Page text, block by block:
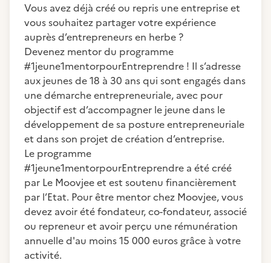
Vous avez déjà créé ou repris une entreprise et
vous souhaitez partager votre expérience
auprès d’entrepreneurs en herbe ?
Devenez mentor du programme
#1jeune1mentorpourEntreprendre ! Il s’adresse
aux jeunes de 18 à 30 ans qui sont engagés dans
une démarche entrepreneuriale, avec pour
objectif est d’accompagner le jeune dans le
développement de sa posture entrepreneuriale
et dans son projet de création d’entreprise.
Le programme
#1jeune1mentorpourEntreprendre a été créé
par Le Moovjee et est soutenu financièrement
par l’Etat. Pour être mentor chez Moovjee, vous
devez avoir été fondateur, co-fondateur, associé
ou repreneur et avoir perçu une rémunération
annuelle d'au moins 15 000 euros grâce à votre
activité.